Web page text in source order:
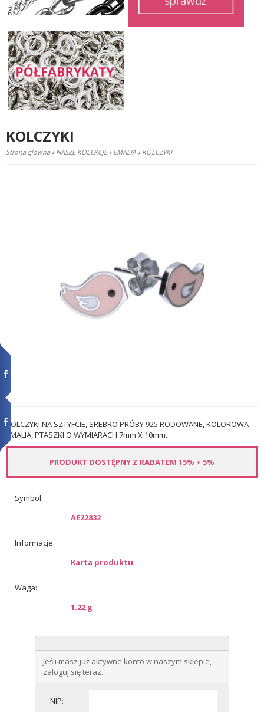
KOLCZYKI
Strona główna › NASZE KOLEKCJE › EMALIA › KOLCZYKI
KOLCZYKI NA SZTYFCIE, SREBRO PRÓBY 925 RODOWANE, KOLOROWA
EMALIA, PTASZKI O WYMIARACH 7mm X 10mm.
PRODUKT DOSTĘPNY Z RABATEM 15% + 5%
Symbol:
AE22832
Informacje:
Karta produktu
Waga:
1.22 g
Jeśli masz już aktywne konto w naszym sklepie,
zaloguj się teraz.
NIP: